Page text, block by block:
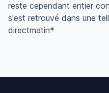
reste cependant entier
s'est retrouvé dans une
directmatin*